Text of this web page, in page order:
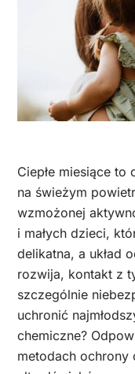
Ciepłe miesiące
na świeżym
wzmożonej
i małych dzieci,
delikatna, a układ
rozwija, kontakt z
szczególnie
uchronić
chemiczne?
metodach ochrony